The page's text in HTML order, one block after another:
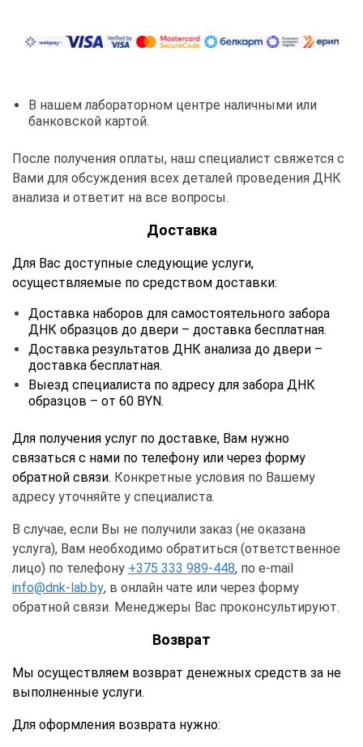
В нашем лабораторном центре наличными или
банковской картой.
После получения оплаты, наш специалист свяжется с
Вами для обсуждения всех деталей проведения ДНК
анализа и ответит на все вопросы.
Доставка
Для Вас доступные следующие услуги,
осуществляемые по средством доставки:
Доставка наборов для самостоятельного забора
ДНК образцов до двери – доставка бесплатная.
Доставка результатов ДНК анализа до двери –
доставка бесплатная.
Выезд специалиста по адресу для забора ДНК
образцов – от 60 BYN.
Для получения услуг по доставке, Вам нужно
связаться с нами по телефону или через форму
обратной связи. Конкретные условия по Вашему
адресу уточняйте у специалиста.
В случае, если Вы не получили заказ (не оказана
услуга), Вам необходимо обратиться (ответственное
лицо) по телефону +375 333 989-448, по e-mail
info@dnk-lab.by, в онлайн чате или через форму
обратной связи. Менеджеры Вас проконсультируют.
Возврат
Мы осуществляем возврат денежных средств за не
выполненные услуги.
Для оформления возврата нужно: